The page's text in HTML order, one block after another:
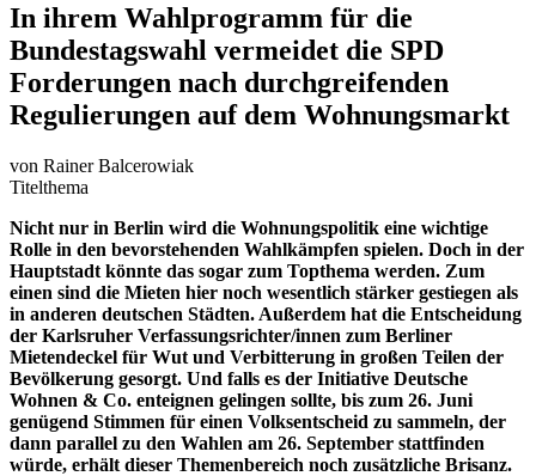
In ihrem Wahlprogramm für die
Bundestagswahl vermeidet die SPD
Forderungen nach durchgreifenden
Regulierungen auf dem Wohnungsmarkt
von Rainer Balcerowiak
Titelthema
Nicht nur in Berlin wird die Wohnungspolitik eine wichtige
Rolle in den bevorstehenden Wahlkämpfen spielen. Doch in der
Hauptstadt könnte das sogar zum Topthema werden. Zum
einen sind die Mieten hier noch wesentlich stärker gestiegen als
in anderen deutschen Städten. Außerdem hat die Entscheidung
der Karlsruher Verfassungsrichter/innen zum Berliner
Mietendeckel für Wut und Verbitterung in großen Teilen der
Bevölkerung gesorgt. Und falls es der Initiative Deutsche
Wohnen & Co. enteignen gelingen sollte, bis zum 26. Juni
genügend Stimmen für einen Volksentscheid zu sammeln, der
dann parallel zu den Wahlen am 26. September stattfinden
würde, erhält dieser Themenbereich noch zusätzliche Brisanz.